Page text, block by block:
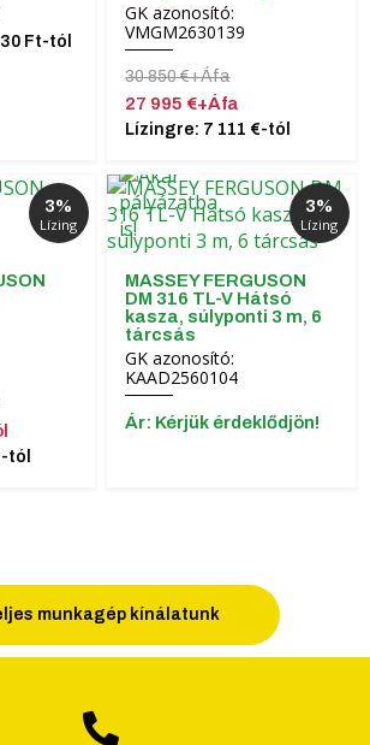
Ft-tól
GK azonosító:
VMGM2630139
30 850 €+Áfa
27 995 €+Áfa
Lízingre: 7 111 €-tól
3%
Lízing
tól
3%
Lízing
MASSEY FERGUSON
DM 316 TL-V Hátsó
kasza, súlyponti 3 m, 6
tárcsás
GK azonosító:
KAAD2560104
Ár: Kérjük érdeklődjön!
munkagép kínálatunk